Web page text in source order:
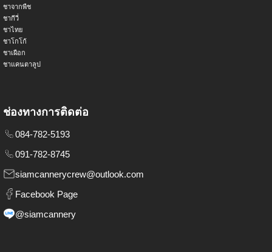
ชาจากพืช
ชากีวี่
ชาไทย
ชาโกโก้
ชาเผือก
ชาแคนตาลูป
ช่องทางการติดต่อ
084-782-5193
091-782-8745
siamcannerycrew@outlook.com
Facebook Page
@siamcannery